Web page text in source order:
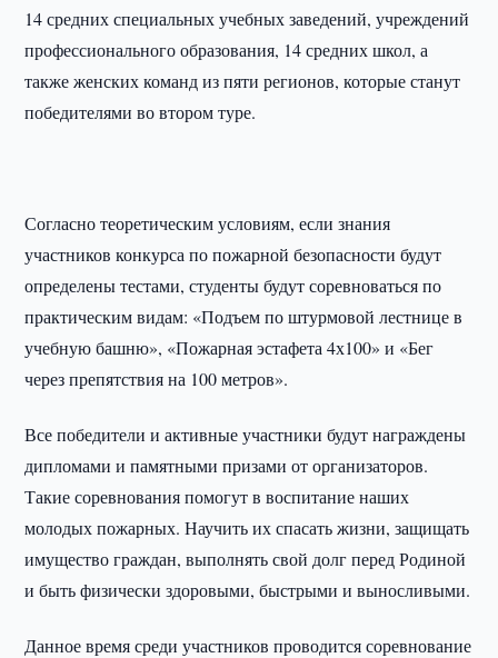
14 средних специальных учебных заведений, учреждений
профессионального образования, 14 средних школ, а
также женских команд из пяти регионов, которые станут
победителями во втором туре.
Согласно теоретическим условиям, если знания
участников конкурса по пожарной безопасности будут
определены тестами, студенты будут соревноваться по
практическим видам: «Подъем по штурмовой лестнице в
учебную башню», «Пожарная эстафета 4х100» и «Бег
через препятствия на 100 метров».
Все победители и активные участники будут награждены
дипломами и памятными призами от организаторов.
Такие соревнования помогут в воспитание наших
молодых пожарных. Научить их спасать жизни, защищать
имущество граждан, выполнять свой долг перед Родиной
и быть физически здоровыми, быстрыми и выносливыми.
Данное время среди участников проводится соревнование